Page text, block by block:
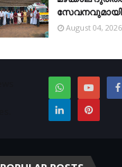
സേവനവുമായി
August 04, 2026